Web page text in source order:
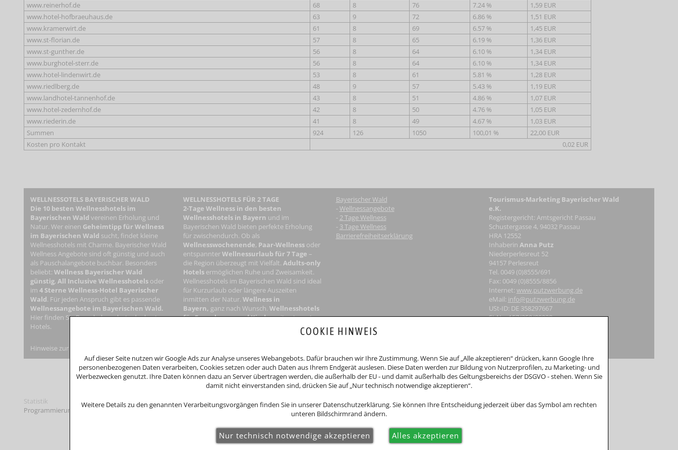
www.reinerhof.de
68 8 76 7.24 %
1,59 EUR
www.hotel-hofbraeuhaus.de
63 9 72 6.86 %
1,51 EUR
www.kramerwirt.de
61 8 69 6.57 %
1,45 EUR
www.st-florian.de
57 8 65 6.19 %
1,36 EUR
www.st-gunther.de
56 8 64 6.10 %
1,34 EUR
www.burghotel-sterr.de
56 8 64 6.10 %
1,34 EUR
www.hotel-lindenwirt.de
53 8 61 5.81 %
1,28 EUR
www.riedlberg.de
48 9 57 5.43 %
1,19 EUR
www.landhotel-tannenhof.de
43 8 51 4.86 %
1,07 EUR
www.hotel-zedernhof.de
42 8 50 4.76 %
1,05 EUR
www.riederin.de
41 8 49 4.67 %
1,03 EUR
Summen
924 126 1050 100,01 %
22,00 EUR
Kosten pro Kontakt
0,02 EUR
WELLNESSOTELS BAYERISCHER WALD
Die 10 besten Wellnesshotels im
Bayerischen Wald vereinen Erholung und
Natur. Wer einen Geheimtipp für Wellness
im Bayerischen Wald sucht, findet kleine
Wellnesshotels mit Charme. Bayerischer Wald
Wellness Angebote sind oft günstig und auch
als Pauschalangebote buchbar. Besonders
beliebt: Wellness Bayerischer Wald
günstig, All Inclusive Wellnesshotels oder
im 4 Sterne Wellness-Hotel Bayerischer
Wald. Für jeden Anspruch gibt es passende
Wellnessangebote im Bayerischen Wald.
Hier finden Sie Pauschalangebote der besten
Hotels.
WELLNESSHOTELS FÜR 2 TAGE
2-Tage Wellness in den besten
Wellnesshotels in Bayern und im
Bayerischen Wald bieten perfekte Erholung
für zwischendurch. Ob als
Wellnesswochenende, Paar-Wellness oder
entspannterWellnessurlaub für 7 Tage –
die Region überzeugt mit Vielfalt. Adults-only
Hotelsermöglichen Ruhe und Zweisamkeit.
Wellnesshotels im Bayerischen Wald sind ideal
für Kurzurlaub oder längere Auszeiten
inmitten der Natur. Wellness in
Bayern, ganz nach Wunsch. Wellnesshotels
für Erwachseneund Kindermit getrennten
Bayerischer Wald
-Wellnessangebote
- 2 Tage Wellness
- 3 Tage Wellness
Barrierefreiheitserklärung
Tourismus-Marketing Bayerischer Wald
e.K.
Registergericht: Amtsgericht Passau
Schustergasse 4, 94032 Passau
HRA 12552
Inhaberin Anna Putz
Niederperlesreut 52
94157 Perlesreut
Tel. 0049 (0)8555/691
Fax: 0049 (0)8555/8856
Internet: www.putzwerbung.de
eMail: info@putzwerbung.de
USt-ID: DE 358297667
St.Nr.: 157/259/80938
Hinweise zur Verbraucherstreitbeilegung: Das Unternehmen nimmt nicht an Streitbeilegungsverfahren vor einer Verbraucherschlichtungsstelle teil.
Statistik
Programmierung: © Tourismus MarketingBayerischer Wald, Bayern Urlaub
COOKIE HINWEIS
Auf dieser Seite nutzen wir Google Ads zur Analyse unseres Webangebots. Dafür brauchen wir Ihre Zustimmung. Wenn Sie auf „Alle akzeptieren“ drücken, kann Google Ihre
personenbezogenen Daten verarbeiten, Cookies setzen oder auch Daten aus Ihrem Endgerät auslesen. Diese Daten werden zur Bildung von Nutzerprofilen, zu Marketing- und
Werbezwecken genutzt. Ihre Daten können dazu an Server übertragen werden, die außerhalb der EU - und damit außerhalb des Geltungsbereichs der DSGVO - stehen. Wenn Sie
damit nicht einverstanden sind, drücken Sie auf „Nur technisch notwendige akzeptieren“.
Weitere Details zu den genannten Verarbeitungsvorgängen finden Sie in unserer Datenschutzerklärung. Sie können Ihre Entscheidung jederzeit über das Symbol am rechten
unteren Bildschirmrand ändern.